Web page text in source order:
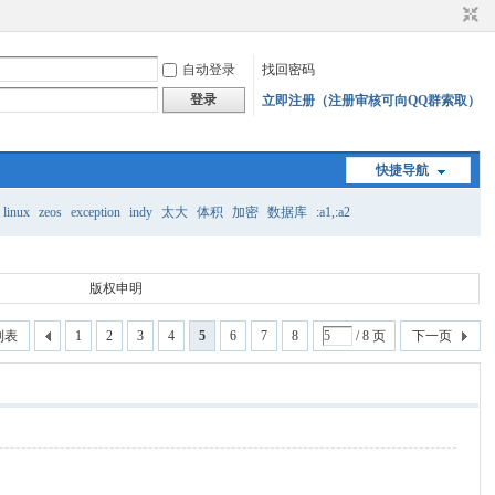
自动登录
找回密码
登录
立即注册（注册审核可向QQ群索取）
快捷导航
linux zeos exception indy 太大 体积 加密 数据库 :a1,:a2
版权申明
1 2 3 4 5 6 7 8 / 8 页 下一页
表